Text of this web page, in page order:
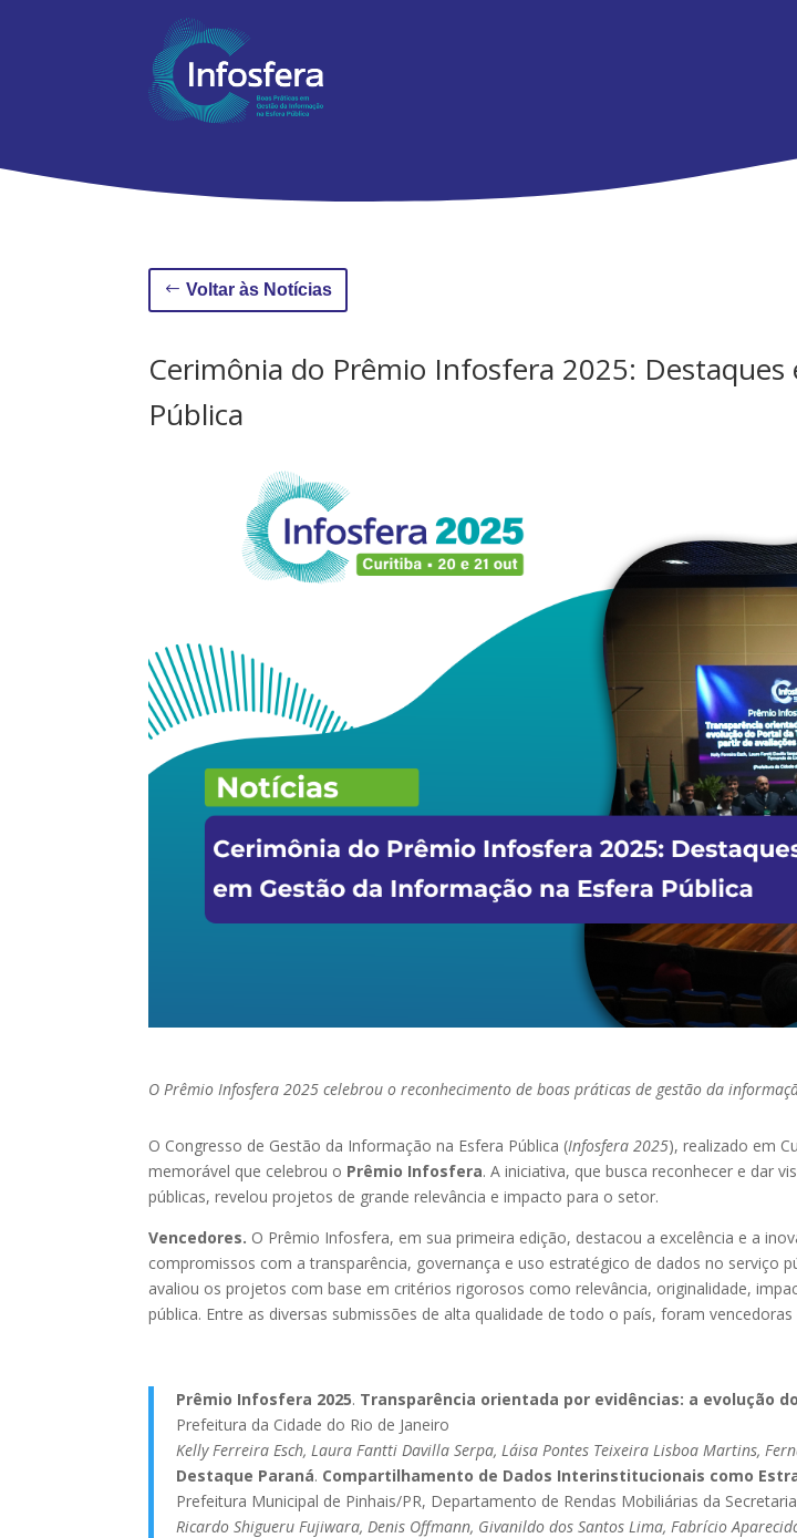
Voltar às Notícias
Cerimônia do Prêmio Infosfera 2025:
Pública
O Prêmio Infosfera 2025 celebrou o reconhecimento de boas práticas de gestão da
O Congresso de Gestão da Informação na Esfera Pública (Infosfera 2025), realizado em
memorável que celebrou o Prêmio Infosfera. A iniciativa, que busca reconhecer e dar
públicas, revelou projetos de grande relevância e impacto para o setor.
Vencedores. O Prêmio Infosfera, em sua primeira edição, destacou a excelência e a
compromissos com a transparência, governança e uso estratégico de dados no serviço
avaliou os projetos com base em critérios rigorosos como relevância, originalidade,
pública. Entre as diversas submissões de alta qualidade de todo o país, foram
Prêmio Infosfera 2025. Transparência orientada por evidências: a evolução
Prefeitura da Cidade do Rio de Janeiro
Kelly Ferreira Esch, Laura Fantti Davilla Serpa, Láisa Pontes Teixeira Lisboa Martins,
Destaque Paraná. Compartilhamento de Dados Interinstitucionais como
Prefeitura Municipal de Pinhais/PR, Departamento de Rendas Mobiliárias da
Ricardo Shigueru Fujiwara, Denis Offmann, Givanildo dos Santos Lima, Fabrício